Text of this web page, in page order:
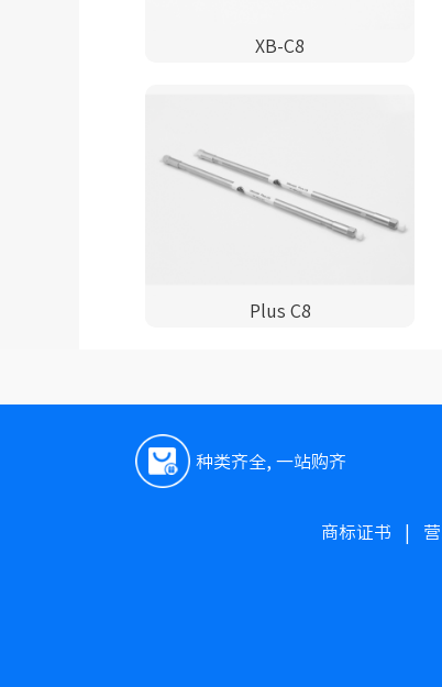
XB-C8
Plus C8
种类齐全, 一站购齐
商标证书